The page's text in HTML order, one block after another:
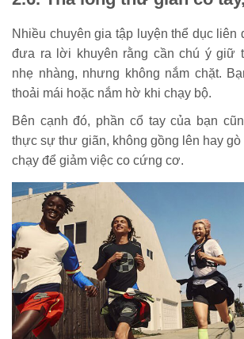
Nhiều chuyên gia tập luyện thể dục liên
đưa ra lời khuyên rằng cần chú ý giữ
nhẹ nhàng, nhưng không nắm chặt.
thoải mái hoặc nắm hờ khi chạy bộ.
Bên cạnh đó, phần cổ tay của bạn
thực sự thư giãn, không gồng lên hay gò
chạy để giảm việc co cứng cơ.